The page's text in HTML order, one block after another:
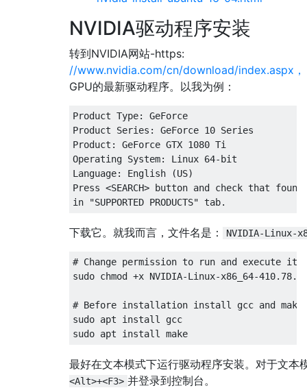
NVIDIA驱动程序安装
转到NVIDIA网站-https:
//www.nvidia.com/cn/download/index.aspx，
GPU的最新驱动程序。以我为例：
Product Type: GeForce
Product Series: GeForce 10 Series
Product: GeForce GTX 1080 Ti
Operating System: Linux 64-bit
Language: English (US)
Press <SEARCH> button and check that
下载它。就我而言，文件名是： NVIDIA-Linux-
# Change permission to run and execute it
sudo chmod +x NVIDIA-Linux-x86_64-
# Before installation install gcc and make
sudo apt install gcc
最好在文本模式下运行驱动程序安装。对于文本
<Alt>+<F3> 并登录到控制台。